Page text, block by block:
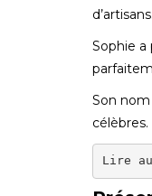
Sophie a
Son
Lire